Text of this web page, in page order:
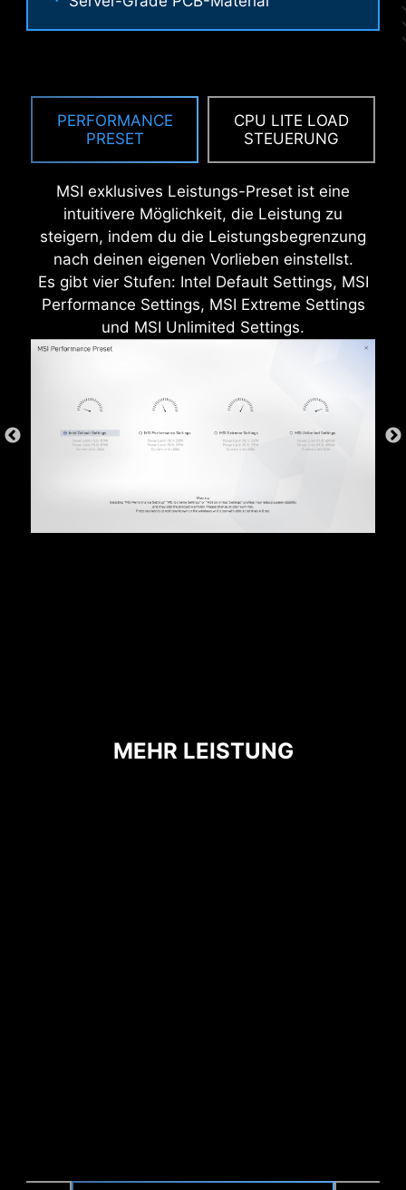
PERFORMANCE
PRESET
CPU LITE LOAD
STEUERUNG
MSI exklusives Leistungs-Preset ist eine
intuitivere Möglichkeit, die Leistung zu
steigern, indem du die Leistungsbegrenzung
nach deinen eigenen Vorlieben einstellst.
Es gibt vier Stufen: Intel Default Settings, MSI
Performance Settings, MSI Extreme Settings
und MSI Unlimited Settings.
MEHR LEISTUNG
Performance Mode, Benchmark Mode,
die optimale Konfiguration für deine
Anforderungen und dein Speicher-
Overclocking zu finden.
KORROSIONSSCHUTZ
EDELSTAHL I/O- SHIELD
korrosionsbeständig, reduziert die statische
Elektrizität und das elektromagnetische
Strahlungsrauschen des Systems und ist im
Vergleich zu klassischen IO-Shields deutlich
langlebiger.
* Die Abbildung oben ist eine illustrative Referenz.
Risiko von Schäden oder Fehlfunktionen
aufgrund von Überspannungen und fördert die